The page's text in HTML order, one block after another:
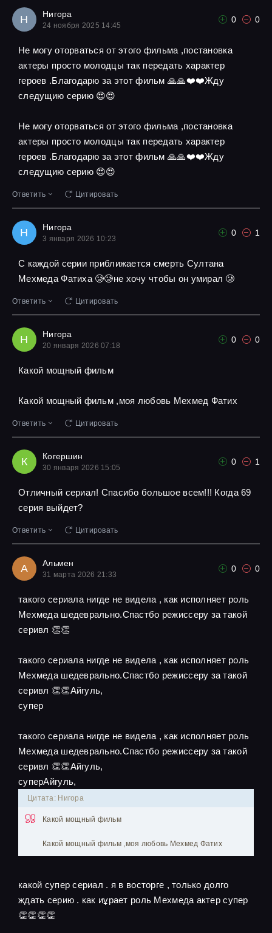
Н Нигора
24 ноября 2025 14:45
0 0
Не могу оторваться от этого фильма ,постановка
актеры просто молодцы так передать характер
героев .Благодарю за этот фильм 🙏🙏❤️❤️Жду
следущию серию 😍😍
Не могу оторваться от этого фильма ,постановка
актеры просто молодцы так передать характер
героев .Благодарю за этот фильм 🙏🙏❤️❤️Жду
следущию серию 😍😍
Ответить Цитировать
Н Нигора
3 января 2026 10:23
0 1
С каждой серии приближается смерть Султана
Мехмеда Фатиха 🥲🥲не хочу чтобы он умирал 🥲
Ответить Цитировать
Н Нигора
20 января 2026 07:18
0 0
Какой мощный фильм
Какой мощный фильм ,моя любовь Мехмед Фатих
Ответить Цитировать
К Когершин
30 января 2026 15:05
0 1
Отличный сериал! Спасибо большое всем!!! Когда 69
серия выйдет?
Ответить Цитировать
А Альмен
31 марта 2026 21:33
0 0
такого сериала нигде не видела , как исполняет роль
Мехмеда шедеврально.Спастбо режиссеру за такой
серивл 👏👏
такого сериала нигде не видела , как исполняет роль
Мехмеда шедеврально.Спастбо режиссеру за такой
серивл 👏👏Айгуль,
супер
такого сериала нигде не видела , как исполняет роль
Мехмеда шедеврально.Спастбо режиссеру за такой
серивл 👏👏Айгуль,
суперАйгуль,
Цитата: Нигора
Какой мощный фильм
Какой мощный фильм ,моя любовь Мехмед Фатих
какой супер сериал . я в восторге , только долго
ждать серию . как иұрает роль Мехмеда актер супер
👏👏👏👏